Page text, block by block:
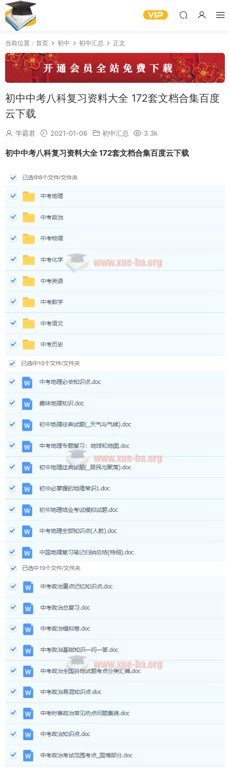
当前位置： 首页 初中 初中汇总 正文
初中中考八科复习资料大全 172套文档合集百度
云下载
学霸君 2021-01-06 初中汇总 3.3k
初中中考八科复习资料大全 172套文档合集百度云下载